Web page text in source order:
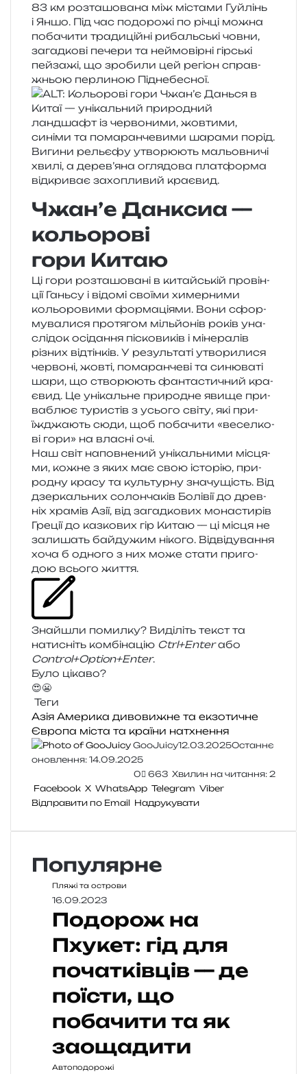
83 км роз­та­шо­ва­на між міста­ми Гуйлінь
і Яншо. Під час подо­ро­жі по річці можна
поба­чи­ти тра­ди­цій­ні рибаль­ські човни,
загад­ко­ві пече­ри та неймо­вір­ні гір­ські
пей­за­жі, що зро­би­ли цей регіон справ­
жньою пер­ли­ною Піднебесної.
Чжан’е Данксиа —
кольорові
гори Китаю
Ці гори роз­та­шо­ва­ні в китай­ській про­він­
ції Ганьсу і відо­мі сво­ї­ми химер­ни­ми
кольо­ро­ви­ми фор­ма­ці­я­ми. Вони сфор­
му­ва­ли­ся про­тя­гом міль­йо­нів років уна­
слі­док осі­да­н­ня піско­ви­ків і міне­ра­лів
різних від­тін­ків. У резуль­та­ті утво­ри­ли­ся
чер­во­ні, жовті, пома­ран­че­ві та синю­ва­ті
шари, що ство­рю­ють фан­та­сти­чний кра­
є­вид. Це уні­каль­не при­ро­дне явище при­
ва­блює тури­стів з усьо­го світу, які при­
їжджа­ють сюди, щоб поба­чи­ти «весел­ко­
ві гори» на вла­сні очі.
Наш світ напов­не­ний уні­каль­ни­ми місця­
ми, кожне з яких має свою істо­рію, при­
ро­дну красу та куль­тур­ну зна­чу­щість. Від
дзер­каль­них солон­ча­ків Болівії до древ­
ніх хра­мів Азії, від загад­ко­вих мона­сти­рів
Греції до каз­ко­вих гір Китаю — ці місця не
зали­шать бай­ду­жим ніко­го. Відвідування
хоча б одно­го з них може стати при­го­
дою всьо­го життя.
Знайшли помил­ку? Виділіть текст та
нати­сніть ком­бі­на­цію Ctrl+Enterабо
Control+Option+Enter.
Було цікаво?
😍😬
Теги
Азія Америка дивовижне та екзотичне
Європа міста та країни натхнення
GooJuicy12.03.2025Останнє
оновлення: 14.09.2025
0
663 Хвилин на читання: 2
Facebook X WhatsApp Telegram Viber
Відправити по Email Надрукувати
Популярне
Пляжі та острови
16.09.2023
Подорож на
Пхукет: гід для
початківців — де
поїсти, що
побачити та як
заощадити
Автоподорожі